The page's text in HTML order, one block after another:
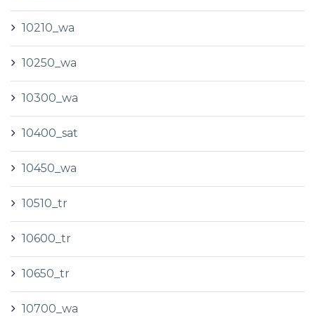
10210_wa
10250_wa
10300_wa
10400_sat
10450_wa
10510_tr
10600_tr
10650_tr
10700_wa